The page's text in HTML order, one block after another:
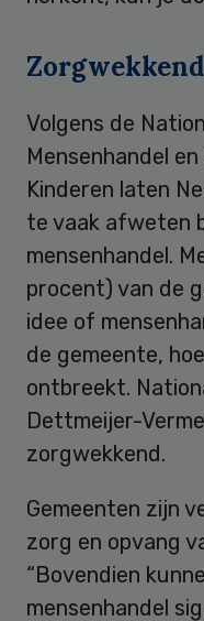
Zorgwekkend
Volgens de
Mensenhandel
Kinderen laten
te vaak afweten
mensenhandel.
procent) van de
idee of
de gemeente,
ontbreekt.
Dettmeijer-
zorgwekkend.
Gemeenten zijn
zorg en opvang
“Bovendien
mensenhandel